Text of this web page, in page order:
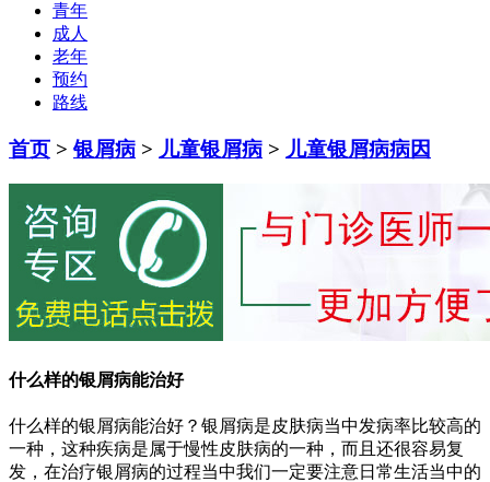
青年
成人
老年
预约
路线
首页 >银屑病 > 儿童银屑病 > 儿童银屑病病因
什么样的银屑病能治好
什么样的银屑病能治好？银屑病是皮肤病当中发病率比较高的
一种，这种疾病是属于慢性皮肤病的一种，而且还很容易复
发，在治疗银屑病的过程当中我们一定要注意日常生活当中的